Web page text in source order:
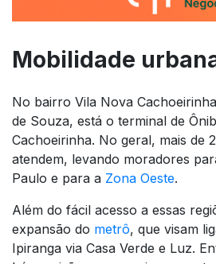
Mobilidade
No bairro Vila Nova
de Souza, está o terminal de
Cachoeirinha. No geral, mais de
atendem, levando moradores
Paulo e para a Zona Oeste.
Além do fácil acesso a essas
expansão do metrô, que visam
Ipiranga via Casa Verde e Luz.